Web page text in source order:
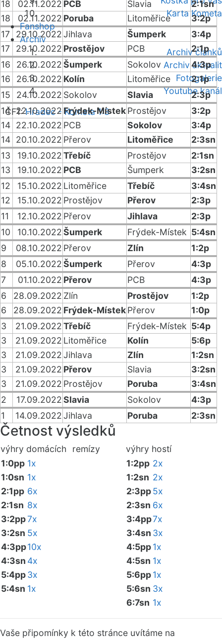
Karta Kometa
Fanshop
Archiv
Archiv článků
Archiv aktualit
Fotogalerie
Youtube kanál
ČF1:Hradec - Kometa 1:3
18 02.11.2022 PCB Slavia
2:1sn
18
02.11.2022 Poruba Litoměřice
3:2p
17
29.10.2022Jihlava Šumperk
3:4p
17
29.10.2022 Prostějov PCB
2:1p
16
26.10.2022Šumperk Sokolov
4:3p
16
26.10.2022 Kolín Litoměřice
2:1p
15
24.10.2022 Sokolov Slavia
2:3p
14 22.10.2022 Frýdek-MístekProstějov
3:2p
14 22.10.2022 PCB Sokolov
3:4p
14 20.10.2022 Přerov Litoměřice
2:3sn
13
19.10.2022Třebíč Prostějov
2:1sn
13
19.10.2022 PCB Šumperk
3:2sn
12
15.10.2022 Litoměřice Třebíč
3:4sn
12
15.10.2022 Prostějov Přerov
2:3p
11
12.10.2022 Přerov Jihlava
2:3p
10
10.10.2022Šumperk Frýdek-Místek 5:4sn
9
08.10.2022 Přerov Zlín
1:2p
8
05.10.2022Šumperk Přerov
4:3p
7
01.10.2022 Přerov PCB
4:3p
6
28.09.2022 Zlín Prostějov
1:2p
6
28.09.2022 Frýdek-MístekPřerov
1:0p
3
21.09.2022Třebíč Frýdek-Místek 5:4p
3
21.09.2022 Litoměřice Kolín
5:6p
3
21.09.2022Jihlava Zlín
1:2sn
3
21.09.2022 Přerov Slavia
3:2sn
3
21.09.2022 Prostějov Poruba
3:4sn
2
17.09.2022Slavia Sokolov
4:3p
1
14.09.2022Jihlava Poruba 2:3sn
Četnost výsledků
výhry domácích remízy výhry hostí
1:0pp 1x
1:0sn 1x
2:1pp 6x
2:1sn 8x
3:2pp7x
3:2sn 5x
4:3pp10x
4:3sn 4x
5:4pp3x
5:4sn 1x
1:2pp 2x
1:2sn 2x
2:3pp5x
2:3sn 6x
3:4pp7x
3:4sn 3x
4:5pp1x
4:5sn 1x
5:6pp1x
5:6sn 3x
6:7sn 1x
Vaše připomínky k této stránce uvítáme na